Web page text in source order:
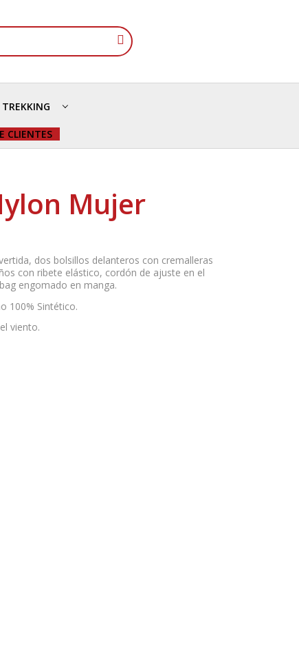
TREKKING
CLIENTES
Mujer
dos bolsillos delanteros con cremalleras
con ribete elástico, cordón de ajuste en el
engomado en manga.
100% Sintético.
viento.